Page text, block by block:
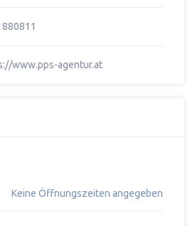
www.pps-agentur.at
Keine Öffnungszeiten angegeben